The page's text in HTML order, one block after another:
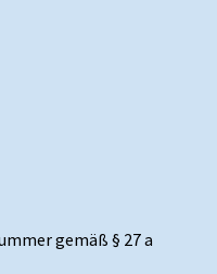
gemäß § 27 a